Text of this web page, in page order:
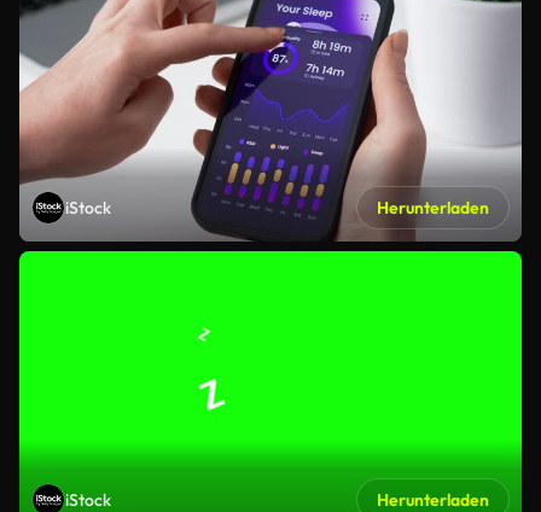
iStock Herunterladen
iStock Herunterladen